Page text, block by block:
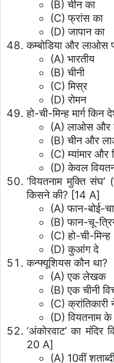
(B) चीन का
(C) फ्रांस का
(D) जापान का
कम्बोडिया और लाओस
(A) भारतीय
(B) चीनी
(C) मिस्र
(D) रोमन
हो-ची-मिन्ह मार्ग
(A) लाओस और
(B) चीन और
(C) म्यांमार और
(D) केवल
‘वियतनाम मुक्ति
किसने की? [14 A]
(A) फान-बोई-
(B) फान-चू-
(C) हो-ची-मिन्ह
(D) कुआंग दे
कन्फ्यूशियस कौन था?
(A) एक लेखक
(B) एक चीनी
(C) क्रांतिकारी
(D) वियतनाम के
‘अंकोरवाट’ का मंदिर
20 A]
(A) 10वीं